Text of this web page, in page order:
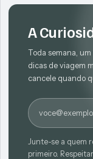
A
Toda semana,
dicas de viagem
cancele quando
E-mail
Junte-se a quem
primeiro.